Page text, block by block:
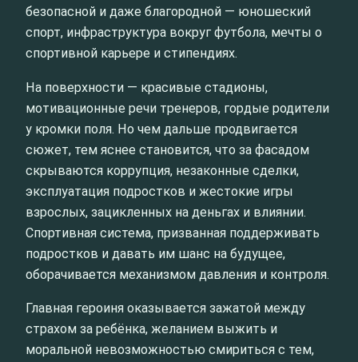
безопасной и даже благородной — юношеский
спорт, инфраструктура вокруг футбола, мечты о
спортивной карьере и стипендиях.
На поверхности — красивые стадионы,
мотивационные речи тренеров, гордые родители
у кромки поля. Но чем дальше продвигается
сюжет, тем яснее становится, что за фасадом
скрываются коррупция, незаконные сделки,
эксплуатация подростков и жестокие игры
взрослых, зацикленных на деньгах и влиянии.
Спортивная система, призванная поддерживать
подростков и давать им шанс на будущее,
оборачивается механизмом давления и контроля.
Главная героиня оказывается зажатой между
страхом за ребёнка, желанием выжить и
моральной невозможностью смириться с тем,